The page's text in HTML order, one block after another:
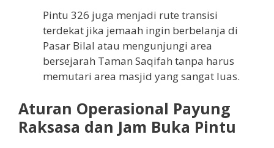
Pintu 326 juga menjadi rute transisi
terdekat jika jemaah ingin berbelanja di
Pasar Bilal atau mengunjungi area
bersejarah Taman Saqifah tanpa harus
memutari area masjid yang sangat luas.
Aturan Operasional Payung
Raksasa dan Jam Buka Pintu